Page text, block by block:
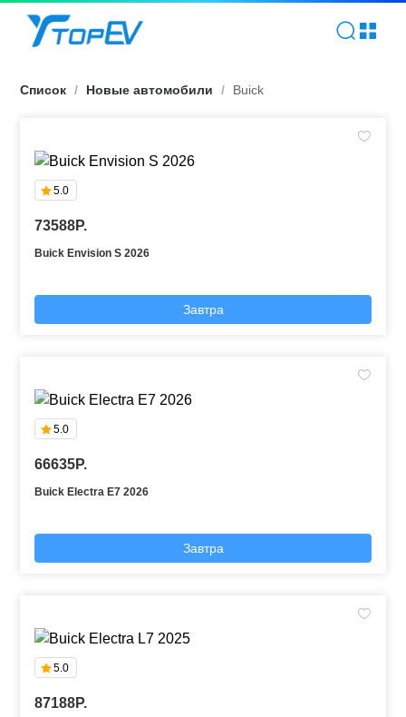
Список / Новые автомобили / Buick
5.0
73588P.
Buick Envision S 2026
Завтра
5.0
66635P.
Buick Electra E7 2026
Завтра
5.0
87188P.